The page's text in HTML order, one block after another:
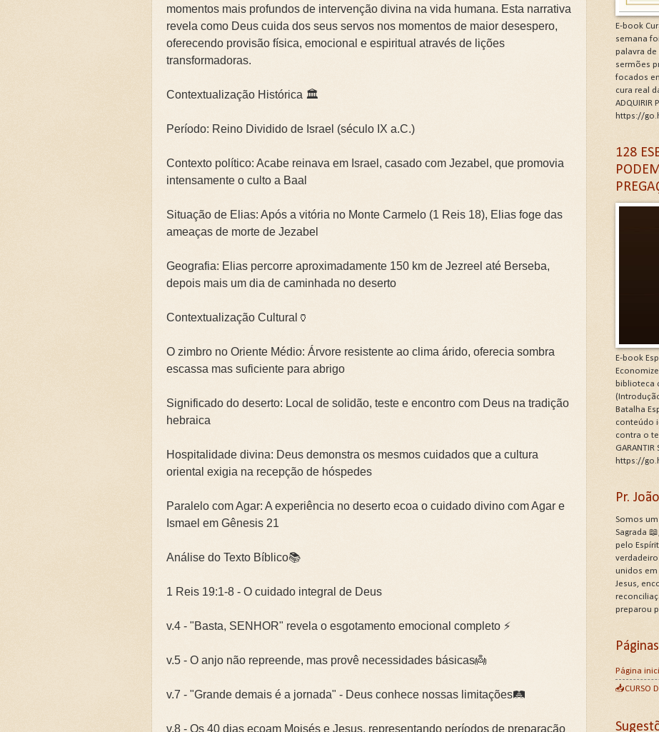
🌧️PRIMEIRA CAMPANHA: Caminhos de Gratidão e Renovação.Clique na letra G
📚SEGUNDA CAMPANHA: O CÓDIGO DA GRATIDÃO. Clique na letra G
🌧️A IMPORTÂNCIA DA VIDA DA IGREJA PARA A EVANGELIZAÇÃO. Clique na letra G
momentos mais profundos de intervenção divina na vida humana. Esta narrativa
revela como Deus cuida dos seus servos nos momentos de maior desespero,
oferecendo provisão física, emocional e espiritual através de lições
transformadoras.
Contextualização Histórica 🏛️
Período: Reino Dividido de Israel (século IX a.C.)
Contexto político: Acabe reinava em Israel, casado com Jezabel, que promovia
intensamente o culto a Baal
Situação de Elias: Após a vitória no Monte Carmelo (1 Reis 18), Elias foge das
ameaças de morte de Jezabel
Geografia: Elias percorre aproximadamente 150 km de Jezreel até Berseba,
depois mais um dia de caminhada no deserto
Contextualização Cultural🏺
O zimbro no Oriente Médio: Árvore resistente ao clima árido, oferecia sombra
escassa mas suficiente para abrigo
Significado do deserto: Local de solidão, teste e encontro com Deus na tradição
hebraica
Hospitalidade divina: Deus demonstra os mesmos cuidados que a cultura
oriental exigia na recepção de hóspedes
Paralelo com Agar: A experiência no deserto ecoa o cuidado divino com Agar e
Ismael em Gênesis 21
Análise do Texto Bíblico📚
1 Reis 19:1-8 - O cuidado integral de Deus
v.4 - "Basta, SENHOR" revela o esgotamento emocional completo ⚡
v.5 - O anjo não repreende, mas provê necessidades básicas👼
v.7 - "Grande demais é a jornada" - Deus conhece nossas limitações🛤️
v.8 - Os 40 dias ecoam Moisés e Jesus, representando períodos de preparação
E-book
semana
palavra de
sermões
focados
cura real
ADQUIRIR
https://
128
E-book
biblioteca
Batalha
conteúdo
contra o
GARANTIR
https://
Pr.
Somos
Sagrada
pelo
unidos
Jesus,
preparou
Páginas
Página
📥CURSO